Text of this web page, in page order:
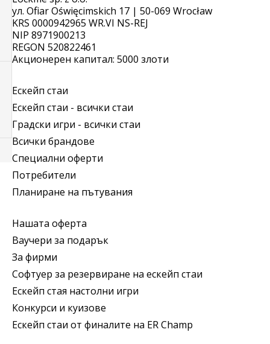
ул. Ofiar Oświęcimskich 17 | 50-069 Wrocław
KRS 0000942965 WR.VI NS-REJ
NIP 8971900213
REGON 520822461
Акционерен капитал: 5000 злоти
Ескейп стаи
Ескейп стаи - всички стаи
Градски игри - всички стаи
Всички брандове
Специални оферти
Потребители
Планиране на пътувания
Нашата оферта
Ваучери за подарък
За фирми
Софтуер за резервиране на ескейп стаи
Ескейп стая настолни игри
Конкурси и куизове
Ескейп стаи от финалите на ER Champ